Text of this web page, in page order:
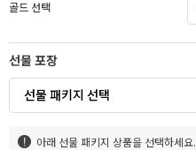
골드 선택
선물 포장
선물 패키지 선택
아래 선물 패키지 상품을 선택하세요.